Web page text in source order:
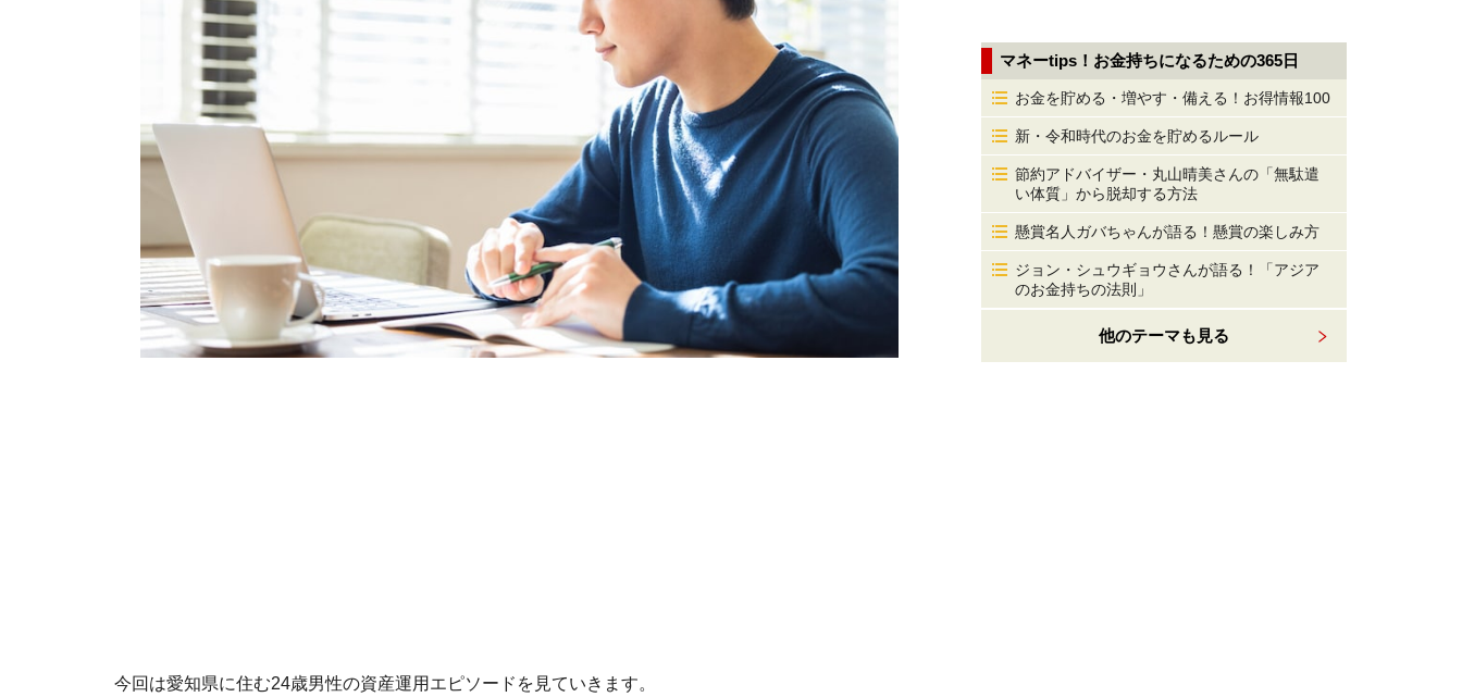
今回は愛知県に住む24歳男性の資産運用エピソードを見ていきます。
マネーtips！お金持ちになるための365日
お金を貯める・増やす・備える！お得情報100
新・令和時代のお金を貯めるルール
節約アドバイザー・丸山晴美さんの「無駄遣
い体質」から脱却する方法
懸賞名人ガバちゃんが語る！懸賞の楽しみ方
ジョン・シュウギョウさんが語る！「アジア
のお金持ちの法則」
他のテーマも見る